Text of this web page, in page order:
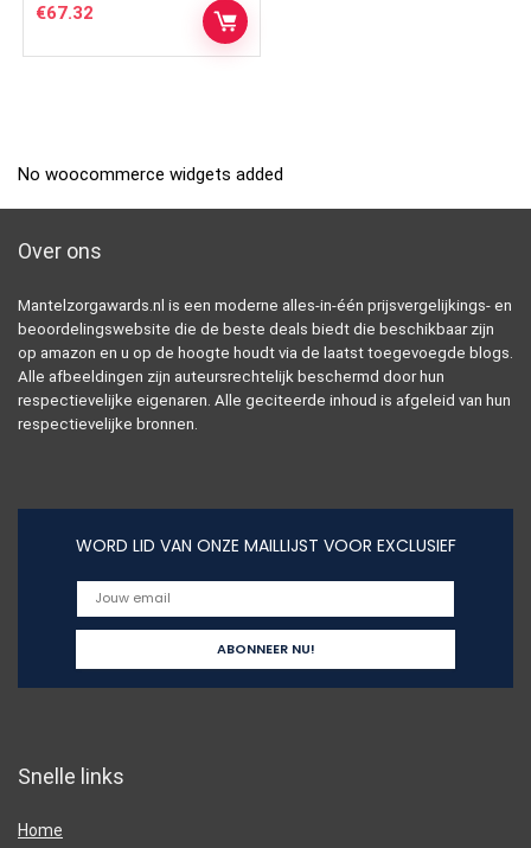
€67.32
No woocommerce widgets added
Over ons
Mantelzorgawards.nl is een moderne alles-in-één prijsvergelijkings- en
beoordelingswebsite die de beste deals biedt die beschikbaar zijn
op amazon en u op de hoogte houdt via de laatst toegevoegde blogs.
Alle afbeeldingen zijn auteursrechtelijk beschermd door hun
respectievelijke eigenaren. Alle geciteerde inhoud is afgeleid van hun
respectievelijke bronnen.
WORD LID VAN ONZE MAILLIJST VOOR EXCLUSIEF
Snelle links
Home